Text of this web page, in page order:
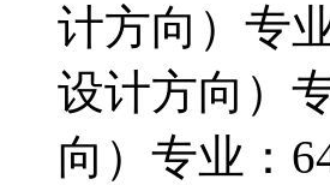
计方向）专
设计方向）
向）专业：